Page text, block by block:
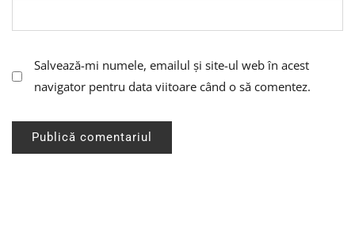
Salvează-mi numele, emailul și site-ul web în acest
navigator pentru data viitoare când o să comentez.